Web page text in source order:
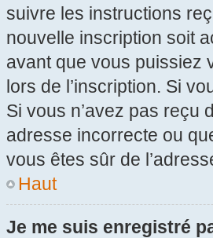
suivre les instructions
nouvelle inscription soit
avant que vous puissiez
lors de l’inscription. Si
Si vous n’avez pas reçu
adresse incorrecte ou
vous êtes sûr de
Haut
Je me suis enregistré